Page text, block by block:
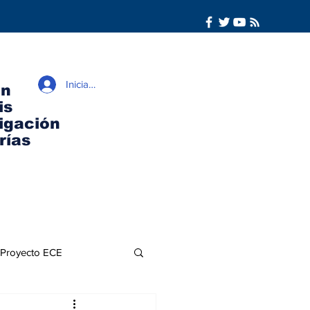
Iniciar sesión
Proyecto ECE